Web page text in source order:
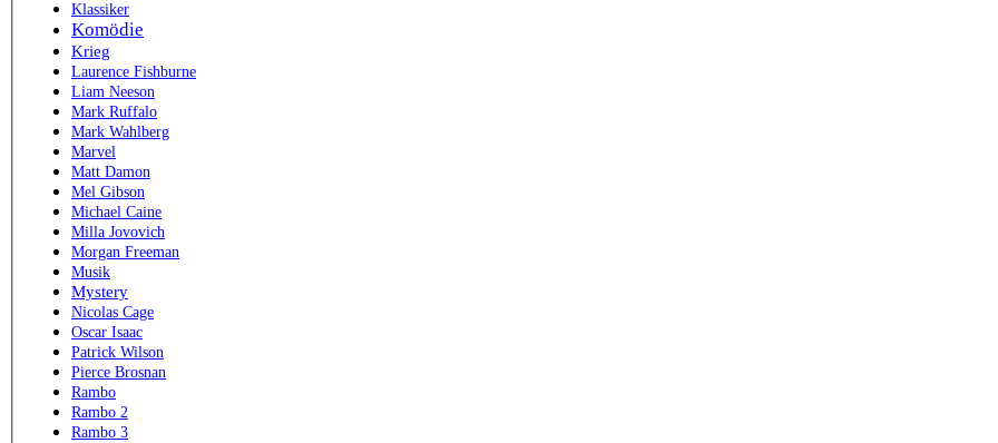
Klassiker
Komödie
Krieg
Laurence Fishburne
Liam Neeson
Mark Ruffalo
Mark Wahlberg
Marvel
Matt Damon
Mel Gibson
Michael Caine
Milla Jovovich
Morgan Freeman
Musik
Mystery
Nicolas Cage
Oscar Isaac
Patrick Wilson
Pierce Brosnan
Rambo
Rambo 2
Rambo 3